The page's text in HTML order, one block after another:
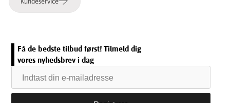
Få de bedste tilbud først! Tilmeld dig
vores nyhedsbrev i dag